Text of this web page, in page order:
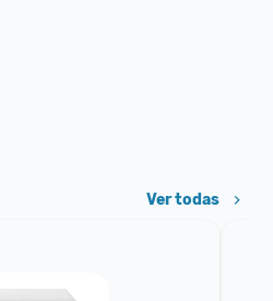
Ver todas